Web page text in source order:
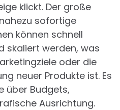
klickt. Der große
sofortige
können schnell
skaliert werden, was
oder die
neuer Produkte ist. Es
über Budgets,
Ausrichtung.